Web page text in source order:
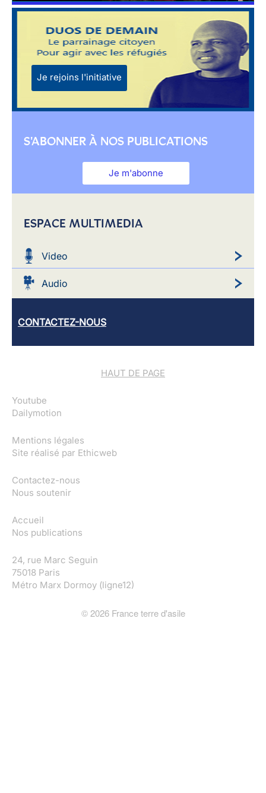
Je rejoins l'initiative
S'ABONNER À NOS PUBLICATIONS
Je m'abonne
ESPACE MULTIMEDIA
Video
Audio
CONTACTEZ-NOUS
HAUT DE PAGE
Youtube
Dailymotion
Mentions légales
Site réalisé par Ethicweb
Contactez-nous
Nous soutenir
Accueil
Nos publications
24, rue Marc Seguin
75018 Paris
Métro Marx Dormoy (ligne12)
© 2026France terre d'asile